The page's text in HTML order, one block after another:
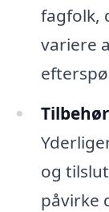
fagfolk,
variere
og
påvirke